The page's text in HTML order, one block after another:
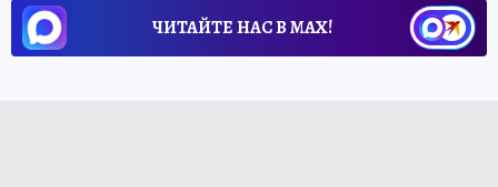
ЧИТАЙТЕ НАС В МАХ!